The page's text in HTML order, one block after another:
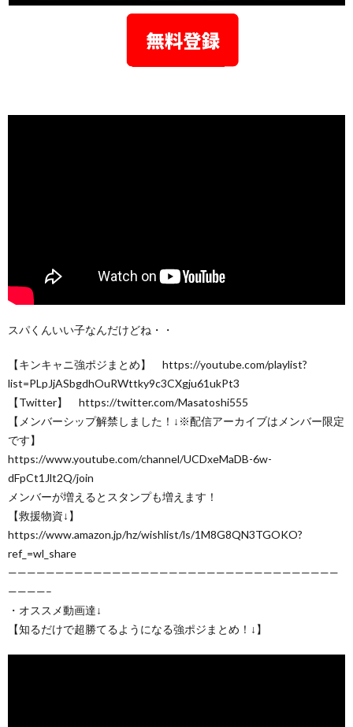
スパくんいい子なんだけどね・・
【キンキャニ強ポジまとめ】 https://youtube.com/playlist?
list=PLpJjASbgdhOuRWttky9c3CXgju61ukPt3
【Twitter】 https://twitter.com/Masatoshi555
【メンバーシップ解禁しました！↓※配信アーカイブはメンバー限定
です】
https://www.youtube.com/channel/UCDxeMaDB-6w-
dFpCt1Jlt2Q/join
メンバーが増えるとスタンプも増えます！
【救援物資↓】
https://www.amazon.jp/hz/wishlist/ls/1M8G8QN3TGOKO?
ref_=wl_share
———————————————————————————————————
————–
・オススメ動画達↓
【知るだけで超勝てるようになる強ポジまとめ！↓】